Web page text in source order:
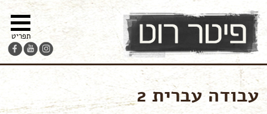
מפת
האתר
הצהרת
נגישות
עבור
לתוכן
צור-קשר
עבודה עברית 2
תפריט